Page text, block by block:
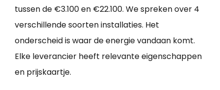
tussen de €3.100 en €22.100. We spreken over 4
verschillende soorten installaties. Het
onderscheid is waar de energie vandaan komt.
Elke leverancier heeft relevante eigenschappen
en prijskaartje.